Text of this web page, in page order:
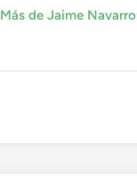
Más de Jaime Navarro